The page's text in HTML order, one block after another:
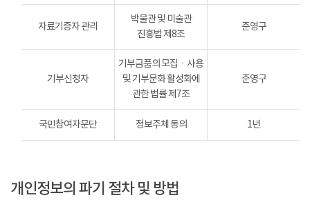
자료기증자 관리
박물관 및 미술관
진흥법 제8조
준영구
기부신청자
기부금품의 모집ㆍ사용
및 기부문화 활성화에
관한 법률 제7조
준영구
국민참여자문단 정보주체 동의 1년
개인정보의 파기 절차 및 방법